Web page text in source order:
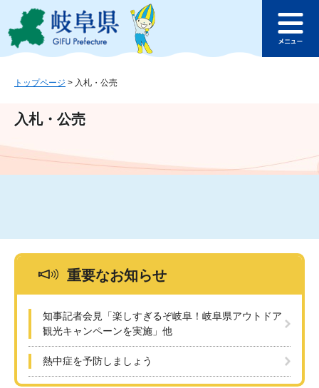
ジ
ュ
文
このページの本文へ
ュ
トップページ > 入札・公売
入札・公売
重要なお知らせ
知事記者会見「楽しすぎるぞ岐阜！岐阜県アウトドア
観光キャンペーンを実施」他
熱中症を予防しましょう